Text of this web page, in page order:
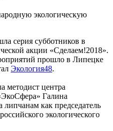
экологическую
серия субботников в
акции «Сделаем!2018».
прошло в Липецке
Экология48.
методист центра
Галина
как председатель
экологического